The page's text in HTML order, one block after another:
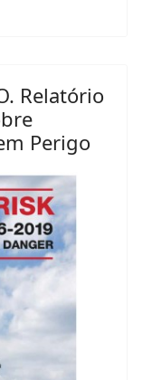
Relatório
Perigo